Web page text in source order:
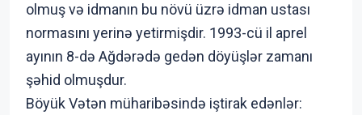
olmuş və idmanın bu növü üzrə idman ustası
normasını yerinə yetirmişdir. 1993-cü il aprel
ayının 8-də Ağdərədə gedən döyüşlər zamanı
şəhid olmuşdur.
Böyük Vətən müharibəsində iştirak edənlər: